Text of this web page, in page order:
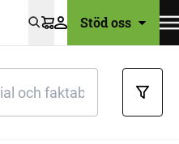
VarukorgStöd oss